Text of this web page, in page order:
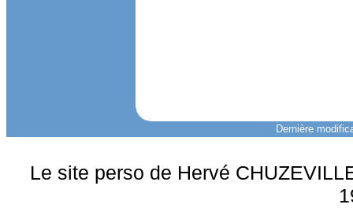
Dernière
Le site perso de Hervé